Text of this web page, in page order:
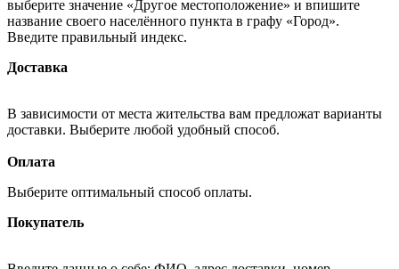
выберите значение «Другое местоположение» и впишите
название своего населённого пункта в графу «Город».
Введите правильный индекс.
Доставка
В зависимости от места жительства вам предложат варианты
доставки. Выберите любой удобный способ.
Оплата
Выберите оптимальный способ оплаты.
Покупатель